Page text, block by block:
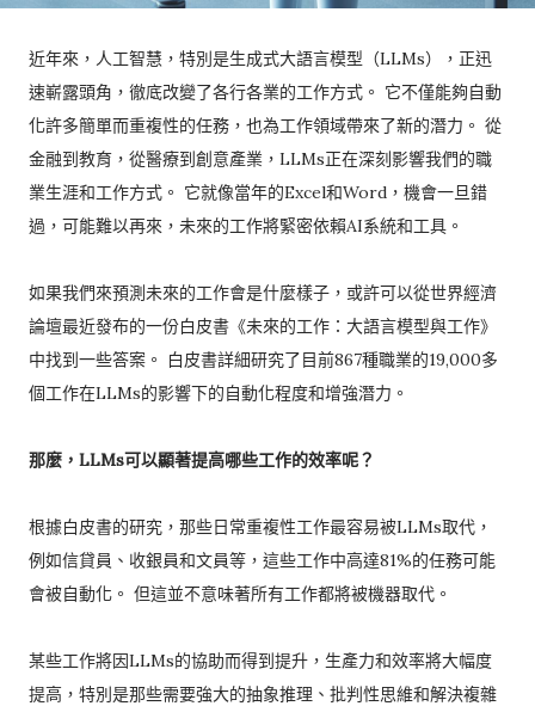
近年來，人工智慧，特別是生成式大語言模型（LLMs），正迅
速嶄露頭角，徹底改變了各行各業的工作方式。 它不僅能夠自動
化許多簡單而重複性的任務，也為工作領域帶來了新的潛力。 從
金融到教育，從醫療到創意產業，LLMs正在深刻影響我們的職
業生涯和工作方式。 它就像當年的Excel和Word，機會一旦錯
過，可能難以再來，未來的工作將緊密依賴AI系統和工具。
如果我們來預測未來的工作會是什麼樣子，或許可以從世界經濟
論壇最近發布的一份白皮書《未來的工作：大語言模型與工作》
中找到一些答案。 白皮書詳細研究了目前867種職業的19,000多
個工作在LLMs的影響下的自動化程度和增強潛力。
那麼，LLMs可以顯著提高哪些工作的效率呢？
根據白皮書的研究，那些日常重複性工作最容易被LLMs取代，
例如信貸員、收銀員和文員等，這些工作中高達81%的任務可能
會被自動化。 但這並不意味著所有工作都將被機器取代。
某些工作將因LLMs的協助而得到提升，生產力和效率將大幅度
提高，特別是那些需要強大的抽象推理、批判性思維和解決複雜